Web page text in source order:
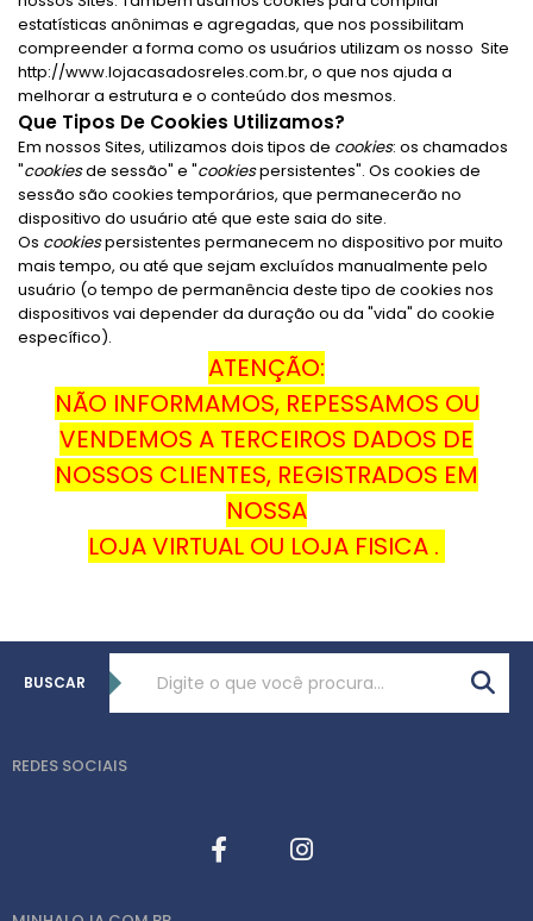
estatísticas anônimas e agregadas, que nos possibilitam
compreender a forma como os usuários utilizam os nosso Site
http://www.lojacasadosreles.com.br, o que nos ajuda a
melhorar a estrutura e o conteúdo dos mesmos.
Que Tipos De Cookies Utilizamos?
Em nossos Sites, utilizamos dois tipos de cookies: os chamados
"cookiesde sessão" e "cookiespersistentes". Os cookies de
sessão são cookies temporários, que permanecerão no
dispositivo do usuário até que este saia do site.
Os cookiespersistentes permanecem no dispositivo por muito
mais tempo, ou até que sejam excluídos manualmente pelo
usuário (o tempo de permanência deste tipo de cookies nos
dispositivos vai depender da duração ou da "vida" do cookie
específico).
ATENÇÃO:
NÃO INFORMAMOS, REPESSAMOS OU
VENDEMOS A TERCEIROS DADOS DE
NOSSOS CLIENTES, REGISTRADOS EM
NOSSA
LOJA VIRTUAL OU LOJA FISICA .
BUSCAR
REDES SOCIAIS